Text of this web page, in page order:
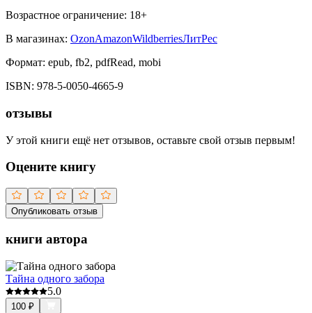
Возрастное ограничение: 18+
В магазинах: OzonAmazonWildberriesЛитРес
Формат: epub, fb2, pdfRead, mobi
ISBN: 978-5-0050-4665-9
отзывы
У этой книги ещё нет отзывов, оставьте свой отзыв первым!
Оцените книгу
Опубликовать отзыв
книги автора
Тайна одного забора
5.0
100 ₽